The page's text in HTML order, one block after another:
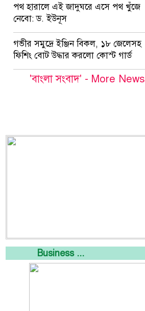
পথ হারালে এই জাদুঘরে এসে পথ খুঁজে
নেবো: ড. ইউনূস
গভীর সমুদ্রে ইঞ্জিন বিকল, ১৮ জেলেসহ
ফিশিং বোট উদ্ধার করলো কোস্ট গার্ড
'বাংলা সংবাদ' - More News
Business ...